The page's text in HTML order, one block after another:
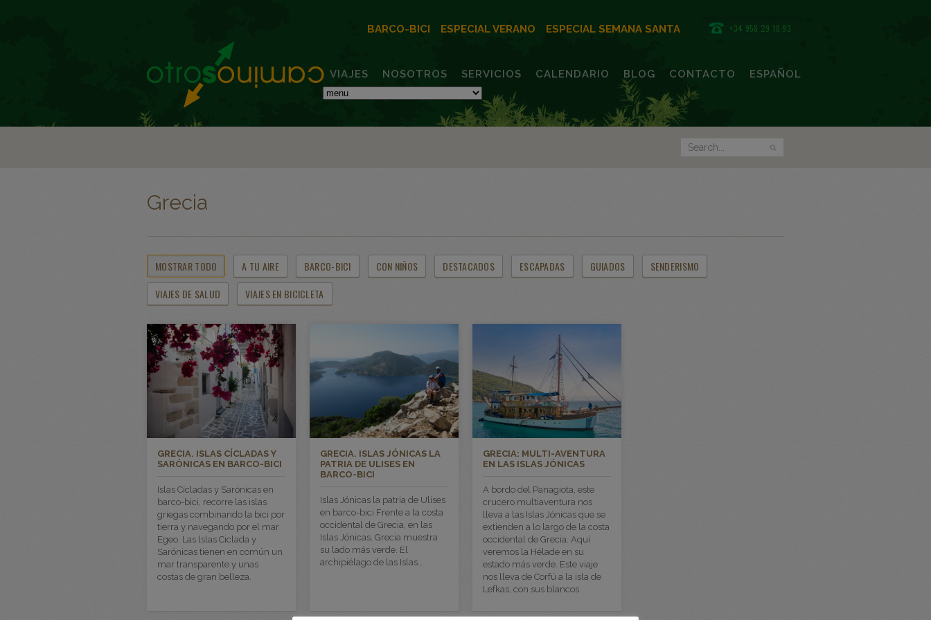
BARCO-BICI ESPECIAL VERANO ESPECIAL SEMANA SANTA +34 958 29 18 93
VIAJES NOSOTROS SERVICIOS CALENDARIO BLOG CONTACTO ESPAÑOL
Grecia
MOSTRAR TODO A TU AIRE BARCO-BICI CON NIÑOS DESTACADOS ESCAPADAS GUIADOS
SENDERISMO
VIAJES DE SALUD
VIAJES EN BICICLETA
GRECIA. ISLAS CÍCLADAS Y
SARÓNICAS EN BARCO-BICI
Islas Cícladas y Sarónicas en
barco-bici, recorre las islas
griegas combinando la bici por
tierra y navegando por el mar
Egeo. Las lslas Ciclada y
Sarónicas tienen en común un
mar transparente y unas
costas de gran belleza.
GRECIA. ISLAS JÓNICAS LA
PATRIA DE ULISES EN
BARCO-BICI
Islas Jónicas la patria de Ulises
en barco-bici Frente a la costa
occidental de Grecia, en las
Islas Jónicas, Grecia muestra
su lado más verde. El
archipiélago de las Islas…
GRECIA: MULTI-AVENTURA
EN LAS ISLAS JÓNICAS
A bordo del Panagiota, este
crucero multiaventura nos
lleva a las Islas Jónicas que se
extienden a lo largo de la costa
occidental de Grecia. Aquí
veremos la Hélade en su
estado más verde. Este viaje
nos lleva de Corfú a la isla de
Lefkas, con sus blancos
playas, así como a la isla de